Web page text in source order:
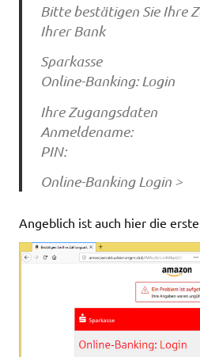
Bitte bestätigen Sie Ihre
Ihrer Bank
Sparkasse
Online-Banking: Login
Ihre Zugangsdaten
Anmeldename:
PIN:
Online-Banking Login >
Angeblich ist auch hier die